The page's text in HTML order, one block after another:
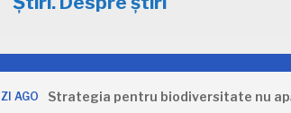
Strategia pentru biodiversitate nu apără